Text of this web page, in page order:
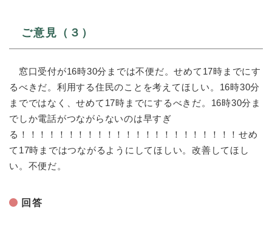
ご意見（３）
窓口受付が16時30分までは不便だ。せめて17時までにす
るべきだ。利用する住民のことを考えてほしい。16時30分
までではなく、せめて17時までにするべきだ。16時30分ま
でしか電話がつながらないのは早すぎ
る！！！！！！！！！！！！！！！！！！！！！！！せめ
て17時まではつながるようにしてほしい。改善してほし
い。不便だ。
回答